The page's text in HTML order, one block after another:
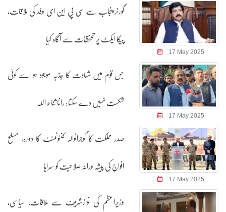
17 May 2025
گورنر پنجاب سے سی پی این ای وفد کی ملاقات،
پیکا ایکٹ پر تحفظات سے آگاہ کیا
17 May 2025
جس قوم میں شہادت کا جذبہ موجود ہو اسے کوئی
شکست نہیں دے سکتا: رانا ثناء اللہ
17 May 2025
صدر مملکت کا گوجرانوالہ کنٹونمنٹ کا دورہ، مسلح
افواج کی پیشہ ورانہ صلاحیت کو سراہا
وزیراعظم کی نوازشریف سے ملاقات، سیاسی،